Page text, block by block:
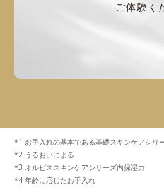
ご体験く
お手入れの基本である基礎スキンケアシリ
うるおいによる
オルビススキンケアシリーズ内保湿力
年齢に応じたお手入れ